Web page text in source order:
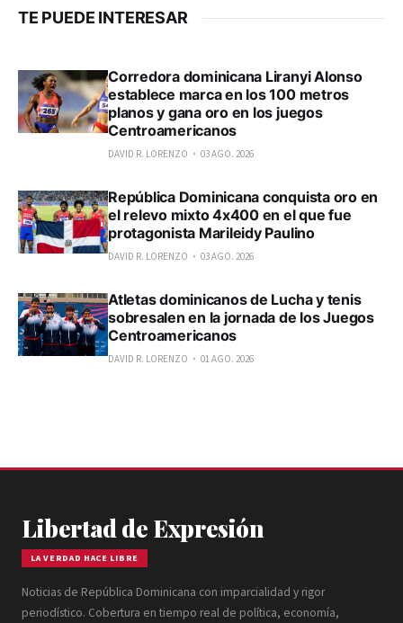
TE PUEDE INTERESAR
Corredora dominicana Liranyi Alonso
establece marca en los 100 metros
planos y gana oro en los juegos
Centroamericanos
DAVID R. LORENZO 03 AGO. 2026
República Dominicana conquista oro en
el relevo mixto 4x400 en el que fue
protagonista Marileidy Paulino
DAVID R. LORENZO 03 AGO. 2026
Atletas dominicanos de Lucha y tenis
sobresalen en la jornada de los Juegos
Centroamericanos
DAVID R. LORENZO 01 AGO. 2026
Libertad de Expresión
LA VERDAD HACE LIBRE
Noticias de República Dominicana con imparcialidad y rigor
periodístico. Cobertura en tiempo real de política, economía,